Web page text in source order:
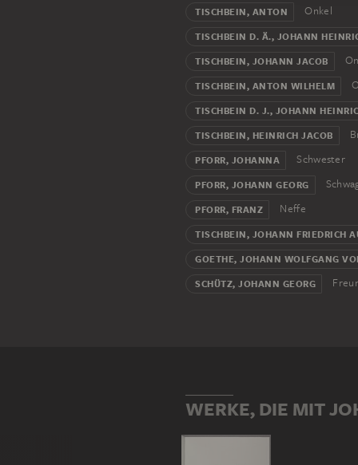
TISCHBEIN, ANTON Onkel
TISCHBEIN D. Ä., JOHANN
TISCHBEIN, JOHANN JACOB
TISCHBEIN, ANTON WILHELM
TISCHBEIN D. J., JOHANN
TISCHBEIN, HEINRICH JACOB
PFORR, JOHANNA Schwester
PFORR, JOHANN GEORG
PFORR, FRANZ Neffe
TISCHBEIN, JOHANN FRIEDRICH
GOETHE, JOHANN WOLFGANG
SCHÜTZ, JOHANN GEORG
WERKE, DIE MIT